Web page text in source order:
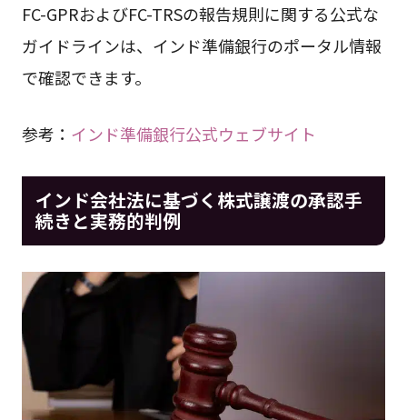
FC-GPRおよびFC-TRSの報告規則に関する公式な
ガイドラインは、インド準備銀行のポータル情報
で確認できます。
参考： インド準備銀行公式ウェブサイト
インド会社法に基づく株式譲渡の承認手
続きと実務的判例